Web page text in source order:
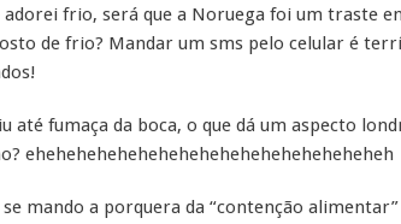
frio, será que a Noruega foi um traste
de frio? Mandar um sms pelo celular é
até fumaça da boca, o que dá um aspecto
eheheheheheheheheheheheheheheheheheh
se mando a porquera da “contenção